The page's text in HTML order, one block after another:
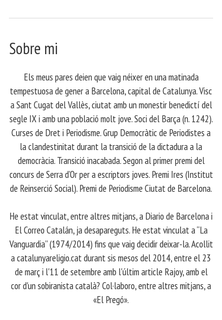
Sobre mi
Els meus pares deien que vaig néixer en una matinada
tempestuosa de gener a Barcelona, capital de Catalunya. Visc
a Sant Cugat del Vallès, ciutat amb un monestir benedictí del
segle IX i amb una població molt jove. Soci del Barça (n. 1242).
Curses de Dret i Periodisme. Grup Democràtic de Periodistes a
la clandestinitat durant la transició de la dictadura a la
democràcia. Transició inacabada. Segon al primer premi del
concurs de Serra d’Or per a escriptors joves. Premi Ires (Institut
de Reinserció Social). Premi de Periodisme Ciutat de Barcelona.
​ He estat vinculat, entre altres mitjans, a Diario de Barcelona i
El Correo Catalán, ja desapareguts. He estat vinculat a “La
Vanguardia” (1974/2014) fins que vaig decidir deixar-la. Acollit
a catalunyareligio.cat durant sis mesos del 2014, entre el 23
de març i l'11 de setembre amb l'últim article Rajoy, amb el
cor d'un sobiranista català? Col·laboro, entre altres mitjans, a
«El Pregó».